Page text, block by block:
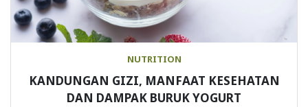
NUTRITION
KANDUNGAN GIZI, MANFAAT KESEHATAN
DAN DAMPAK BURUK YOGURT